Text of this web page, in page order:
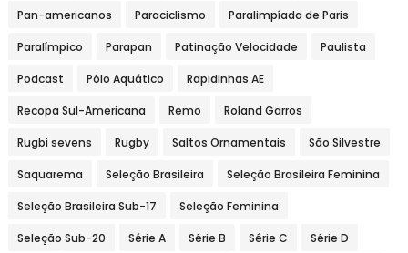
Pan-americanos Paraciclismo Paralimpíada de Paris
Paralímpico Parapan Patinação Velocidade Paulista
Podcast Pólo Aquático Rapidinhas AE
Recopa Sul-Americana Remo Roland Garros
Rugbi sevens Rugby Saltos Ornamentais São Silvestre
Saquarema Seleção Brasileira Seleção Brasileira Feminina
Seleção Brasileira Sub-17 Seleção Feminina
Seleção Sub-20 Série A Série B Série C Série D